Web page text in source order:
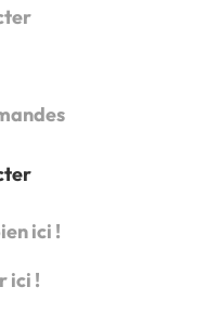
ici !
ici !